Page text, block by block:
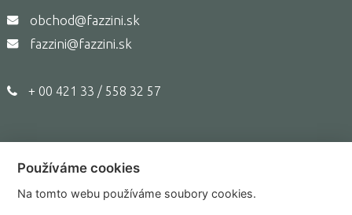
obchod@fazzini.sk
fazzini@fazzini.sk
+ 00 421 33 / 558 32 57
Copyright © 2017,Fazzini.sk
Používáme cookies
Na tomto webu používáme soubory cookies.